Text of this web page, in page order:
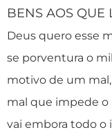
BENS AOS QUE
Deus quero esse
se porventura o
motivo de um
mal que impede o
vai embora todo